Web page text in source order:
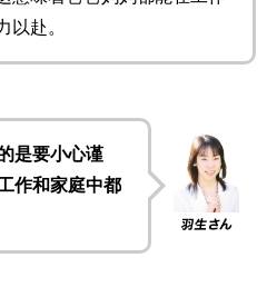
以赴。
是要小心谨
作和家庭中都